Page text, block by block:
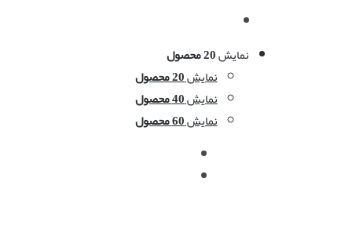
نمایش20 محصول
نمایش20 محصول
نمایش40 محصول
نمایش60 محصول